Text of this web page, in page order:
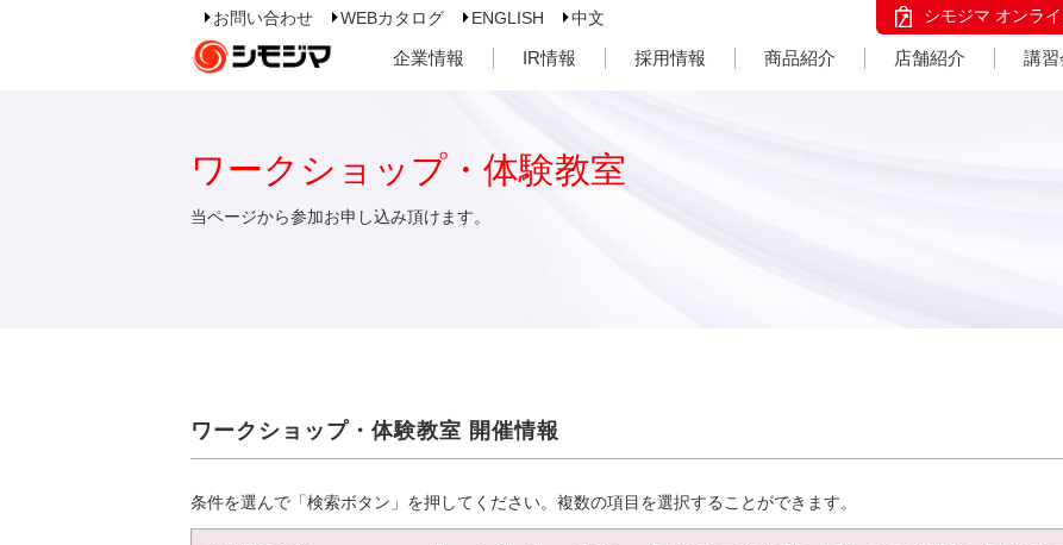
お問い合わせ WEBカタログ ENGLISH 中文 シモジマ オンラ
企業情報 IR情報 採用情報 商品紹介 店舗紹介 講習
ワークショップ・体験教室
当ページから参加お申し込み頂けます。
ワークショップ・体験教室 開催情報
条件を選んで「検索ボタン」を押してください。複数の項目を選択することができます。